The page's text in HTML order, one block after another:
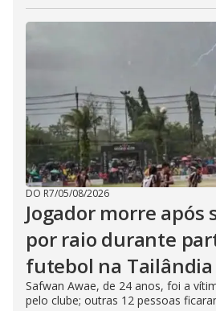
DO R7/05/08/2026
Jogador morre após
por raio durante
futebol na Tailândia
Safwan Awae, de 24 anos, foi a
pelo clube; outras 12 pessoas